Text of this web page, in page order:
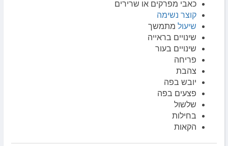
כאבי מפרקים או שרירים
קוצר נשימה
שיעול מתמשך
שינויים בראייה
שינויים בעור
פריחה
צהבת
יובש בפה
פצעים בפה
שלשול
בחילות
הקאות